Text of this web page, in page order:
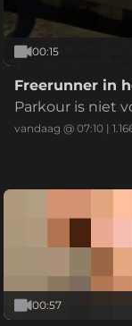
00:15
Freerunner in
Parkour is niet
weggelegd
vandaag @ 07:10|
00:57